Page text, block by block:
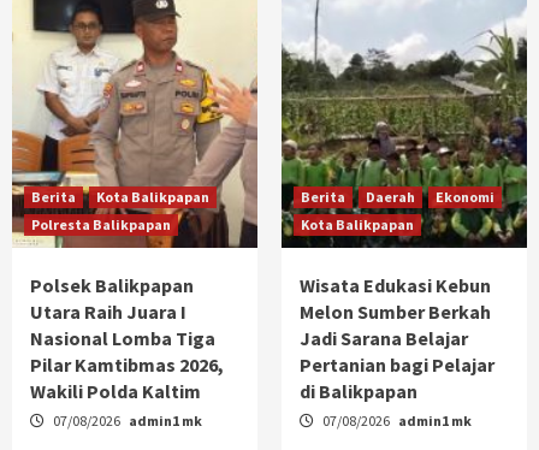
Berita
Kota Balikpapan
Polresta Balikpapan
Polsek Balikpapan
Utara Raih Juara I
Nasional Lomba Tiga
Pilar Kamtibmas 2026,
Wakili Polda Kaltim
07/08/2026 admin1 mk
Berita Daerah
Ekonomi
Kota Balikpapan
Wisata Edukasi Kebun
Melon Sumber Berkah
Jadi Sarana Belajar
Pertanian bagi Pelajar
di Balikpapan
07/08/2026 admin1 mk